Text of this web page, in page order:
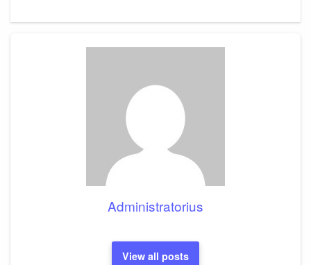
Administratorius
View all posts